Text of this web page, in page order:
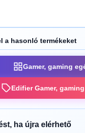
a hasonló termékeket
Gamer, gaming
Edifier Gamer,
ha újra elérhető